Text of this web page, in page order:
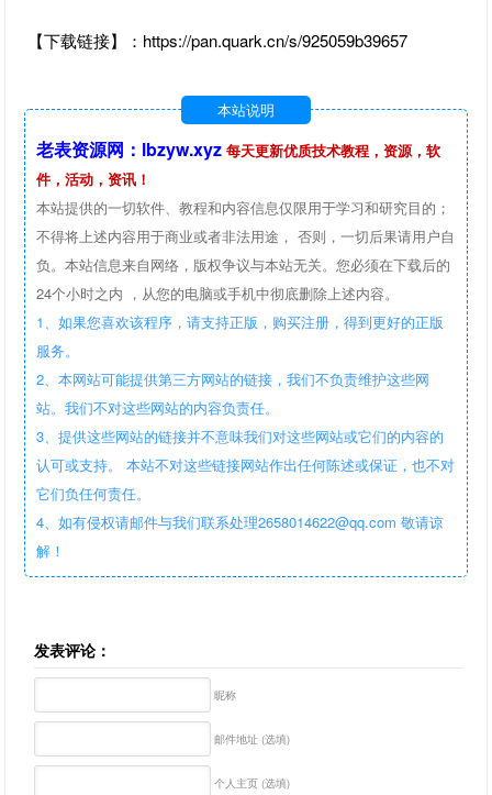
【下载链接】：https://pan.quark.cn/s/925059b39657
本站说明
老表资源网：lbzyw.xyz 每天更新优质技术教程，资源，软
件，活动，资讯！
本站提供的一切软件、教程和内容信息仅限用于学习和研究目的；
不得将上述内容用于商业或者非法用途， 否则，一切后果请用户自
负。本站信息来自网络，版权争议与本站无关。您必须在下载后的
24个小时之内 ，从您的电脑或手机中彻底删除上述内容。
1、如果您喜欢该程序，请支持正版，购买注册，得到更好的正版
服务。
2、本网站可能提供第三方网站的链接，我们不负责维护这些网
站。我们不对这些网站的内容负责任。
3、提供这些网站的链接并不意味我们对这些网站或它们的内容的
认可或支持。 本站不对这些链接网站作出任何陈述或保证，也不对
它们负任何责任。
4、如有侵权请邮件与我们联系处理2658014622@qq.com 敬请谅
解！
发表评论：
昵称
邮件地址 (选填)
个人主页 (选填)